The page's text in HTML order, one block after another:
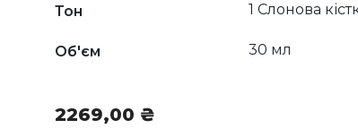
Тон
1 Слонова
Об'єм 30 мл
2269,00 ₴